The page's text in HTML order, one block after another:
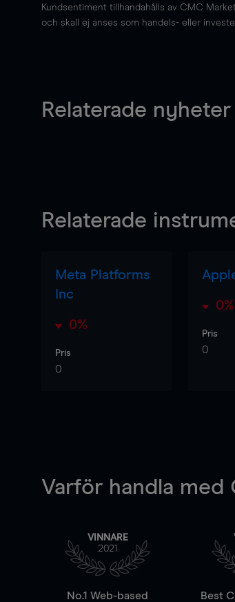
Kundsentiment tillhandahålls av CMC
och skall ej anses som handels- eller
Relaterade nyheter
Relaterade
Meta Platforms
Inc
0%
Pris
0
0%
Pris
0
Varför handla med
VINNARE
2021
No.1 Web-based
Best